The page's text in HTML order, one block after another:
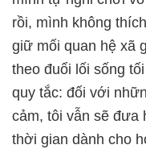
rồi, mình không
giữ mối quan hệ xã
theo đuổi lối sống
quy tắc: đối với
cảm, tôi vẫn sẽ đưa
thời gian dành cho